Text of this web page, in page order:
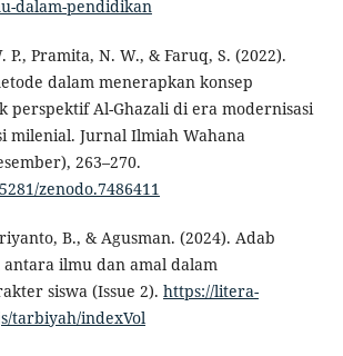
dalam-pendidikan
P., Pramita, N. W., & Faruq, S. (2022).
dalam menerapkan konsep
perspektif Al-Ghazali di era modernisasi
milenial. Jurnal Ilmiah Wahana
263–270.
zenodo.7486411
B., & Agusman. (2024). Adab
antara ilmu dan amal dalam
siswa (Issue 2). https://litera-
tarbiyah/indexVol